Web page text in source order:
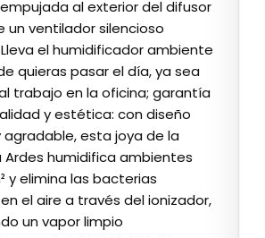
al exterior del difusor
un ventilador silencioso
Lleva el humidificador ambiente
quieras pasar el día, ya sea
trabajo en la oficina; garantía
y estética: con diseño
esta joya de la
humidifica ambientes
y elimina las bacterias
el aire a través del ionizador,
un vapor limpio